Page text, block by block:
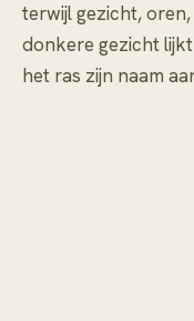
terwijl gezicht,
donkere gezicht
het ras zijn naam